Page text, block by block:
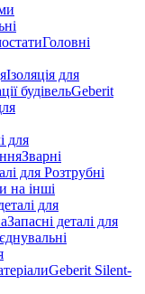
Головні
Ізоляція для
будівельGeberit
для
Зварні
для Розтрубні
на інші
для
Запасні деталі для
Geberit Silent-